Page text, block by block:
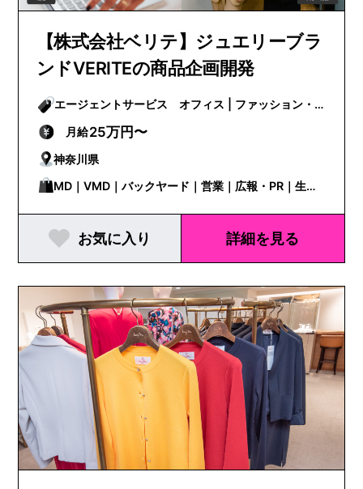
【株式会社ベリテ】ジュエリーブラ
ンドVERITEの商品企画開発
エージェントサービス オフィス | ファッション・
ビューティー
月給25万円〜
神奈川県
MD｜VMD｜バックヤード｜営業｜広報・PR｜生産
管理
お気に入り 詳細を見る